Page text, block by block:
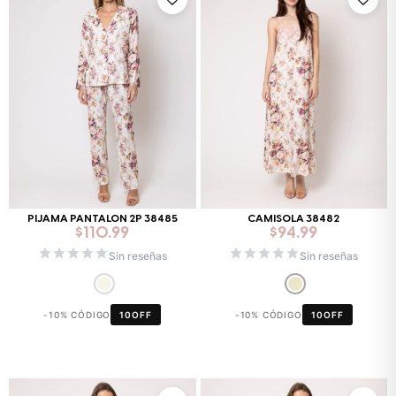
PIJAMA PANTALON 2P 38485
$110.99
Sin reseñas
-10% CÓDIGO 10OFF
CAMISOLA 38482
$94.99
Sin reseñas
-10% CÓDIGO 10OFF